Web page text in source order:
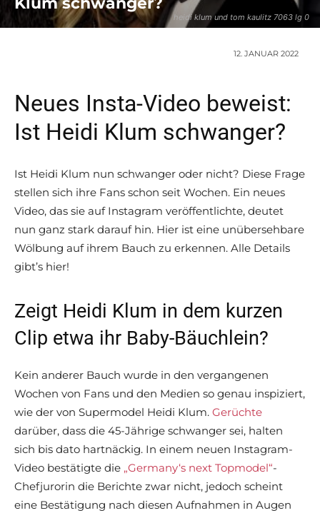
heidi klum und tom kaulitz 7063 lg 0
12. JANUAR 2022
Neues Insta-Video beweist:
Ist Heidi Klum schwanger?
Ist Heidi Klum nun schwanger oder nicht? Diese Frage
stellen sich ihre Fans schon seit Wochen. Ein neues
Video, das sie auf Instagram veröffentlichte, deutet
nun ganz stark darauf hin. Hier ist eine unübersehbare
Wölbung auf ihrem Bauch zu erkennen. Alle Details
gibt’s hier!
Zeigt Heidi Klum in dem kurzen
Clip etwa ihr Baby-Bäuchlein?
Kein anderer Bauch wurde in den vergangenen
Wochen von Fans und den Medien so genau inspiziert,
wie der von Supermodel Heidi Klum. Gerüchte
darüber, dass die 45-Jährige schwanger sei, halten
sich bis dato hartnäckig. In einem neuen Instagram-
Video bestätigte die „Germany‘s next Topmodel“-
Chefjurorin die Berichte zwar nicht, jedoch scheint
eine Bestätigung nach diesen Aufnahmen in Augen